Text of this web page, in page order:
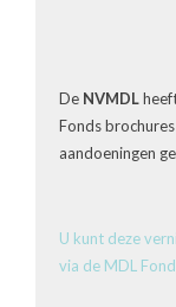
De NVMDL
Fonds
aandoeningen
U kunt deze
via de MDL